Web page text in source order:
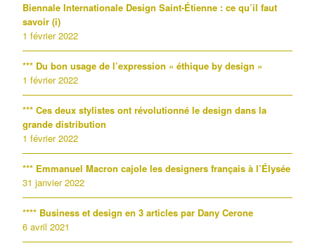
Biennale Internationale Design Saint-Étienne : ce qu’il faut
savoir (i)
1 février 2022
*** Du bon usage de l’expression « éthique by design »
1 février 2022
*** Ces deux stylistes ont révolutionné le design dans la
grande distribution
1 février 2022
*** Emmanuel Macron cajole les designers français à l’Élysée
31 janvier 2022
**** Business et design en 3 articles par Dany Cerone
6 avril 2021